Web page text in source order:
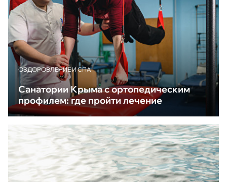
ОЗДОРОВЛЕНИЕ И СПА
Санатории Крыма с ортопедическим
профилем: где пройти лечение